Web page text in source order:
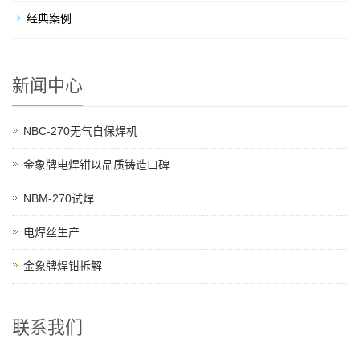
经典案例
新闻中心
NBC-270无气自保焊机
金象牌电焊钳以品质铸造口碑
NBM-270试焊
电焊丝生产
金象牌焊钳拆解
联系我们